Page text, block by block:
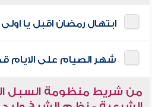
ابتهال رمضان اقبل يا اولى
شهر الصيام على الايام
من شريط منظومة السبل